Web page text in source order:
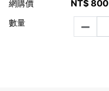
網購價
NT$800
數量